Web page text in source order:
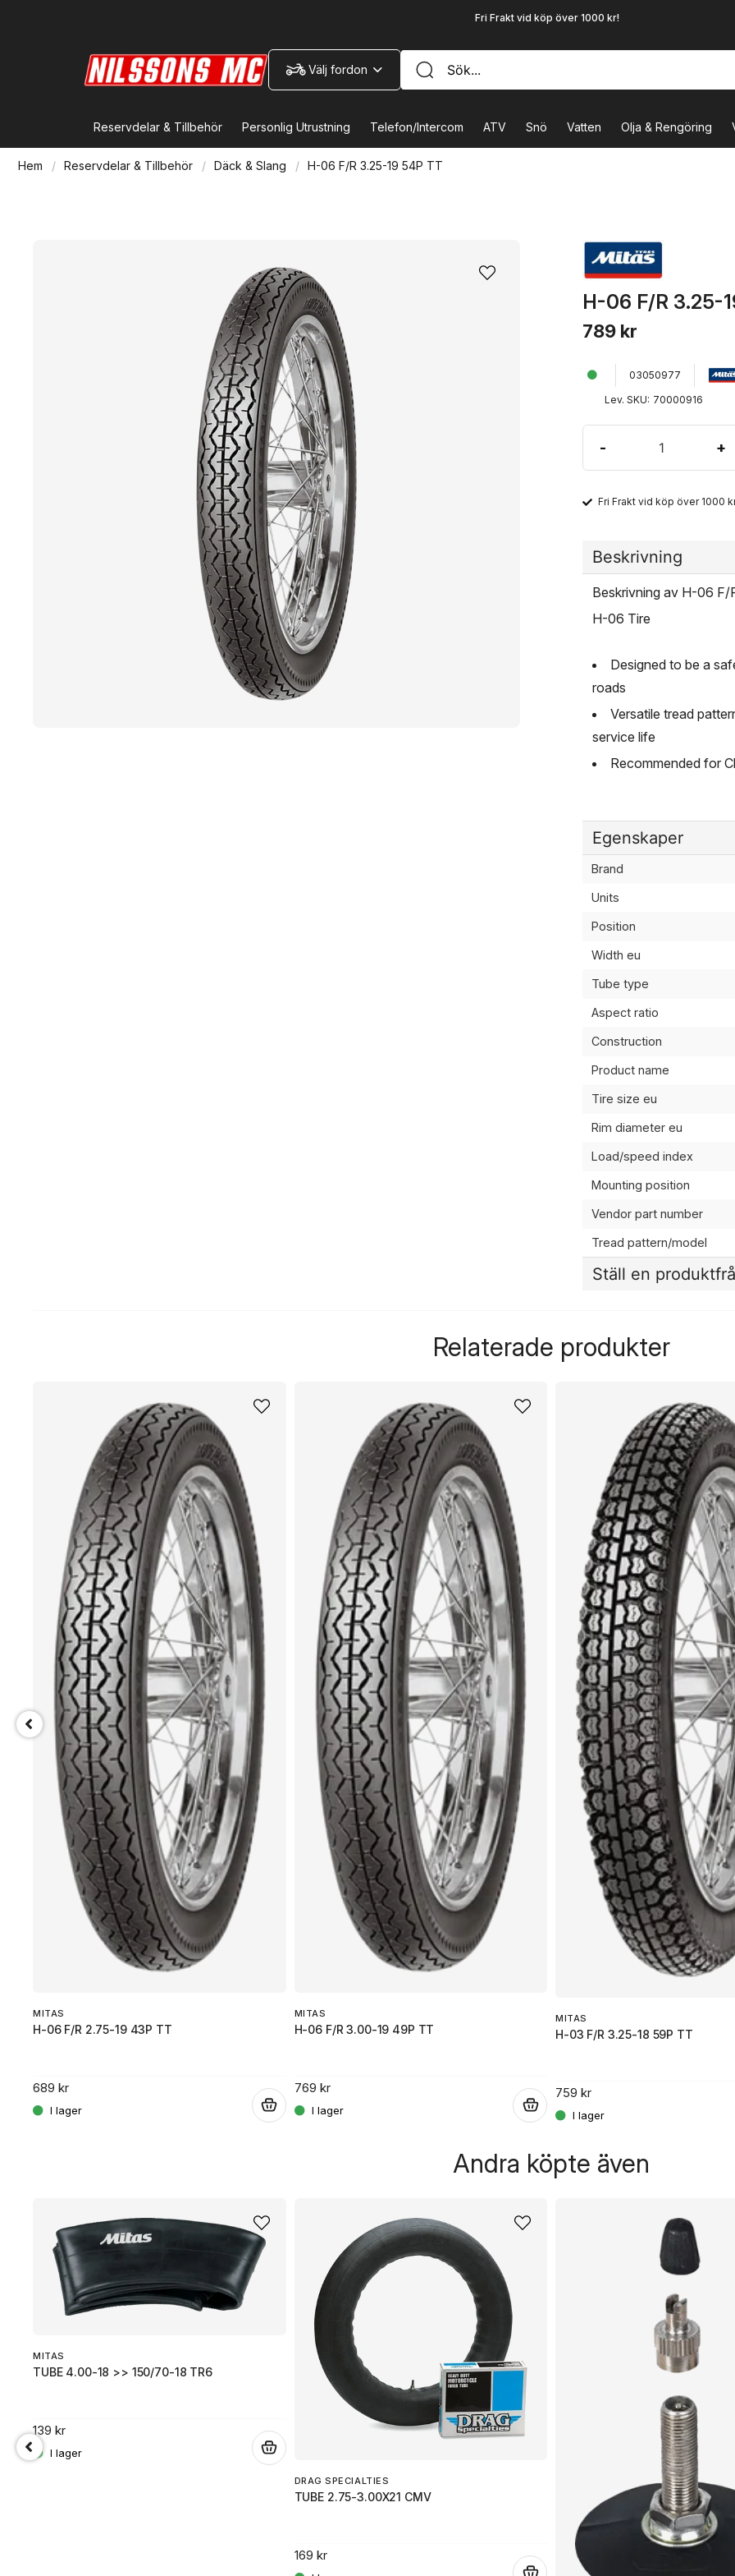
Fri Frakt vid köp över 1000 kr!
Välj fordon
Reservdelar & Tillbehör Personlig Utrustning Telefon/Intercom ATV Snö Vatten Olja & Rengöring
Hem Reservdelar & Tillbehör Däck & Slang H-06 F/R 3.25-19 54P TT
H-06 F/R 3.25-
789 kr
03050977
Lev. SKU: 70000916
- +
Fri Frakt vid köp över 1000
Beskrivning
Beskrivning av H-06
H-06 Tire
Designed to be a
roads
Versatile tread
service life
Recommended for
Egenskaper
Brand
Units
Position
Width eu
Tube type
Aspect ratio
Construction
Product name
Tire size eu
Rim diameter eu
Load/speed index
Mounting position
Vendor part number
Tread pattern/model
Ställ en
Ja, ni får publicera
Relaterade produkter
MITAS
H-06 F/R 2.75-19 43P TT
689 kr
MITAS
H-06 F/R 3.00-19 49P TT
769 kr
MITAS
H-03 F/R 3.25-18 59P TT
759 kr
Andra köpte även
MITAS
TUBE 4.00-18 >> 150/70-18 TR6
139 kr
DRAG SPECIALTIES
TUBE 2.75-3.00X21 CMV
169 kr